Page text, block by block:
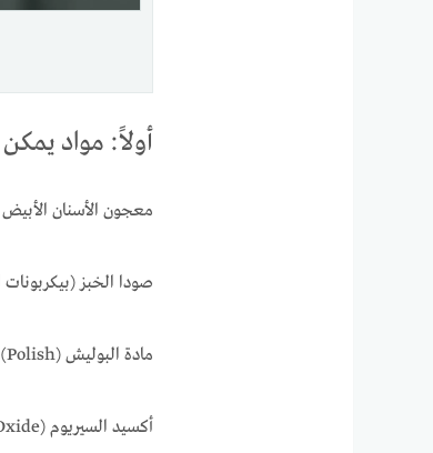
أولاً: مواد
معجون الأسنان الأبيض
صودا الخبز
مادة البوليش (Polish) الخاصة بالزجاج أو المعادن
أكسيد السيريوم (Cerium Oxide) – للنتائج الاحترافية